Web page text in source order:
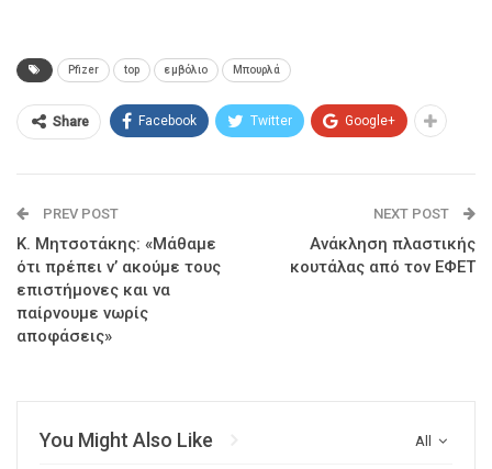
Pfizer top εμβόλιο Μπουρλά
Share Facebook Twitter Google+
PREV POST
Κ. Μητσοτάκης: «Μάθαμε
ότι πρέπει ν’ ακούμε τους
επιστήμονες και να
παίρνουμε νωρίς
αποφάσεις»
NEXT POST
Ανάκληση πλαστικής
κουτάλας από τον ΕΦΕΤ
All
You Might Also Like